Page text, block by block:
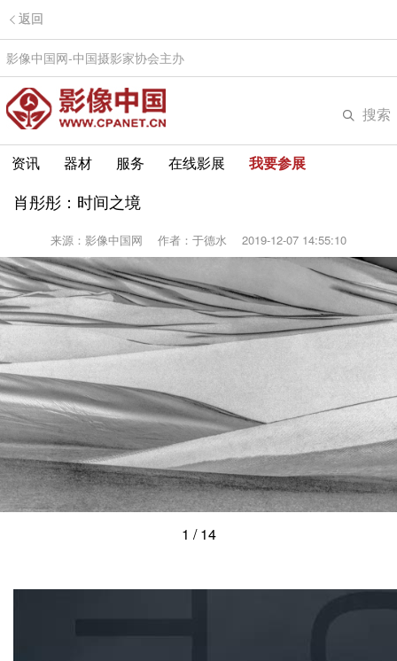
返回
影像中国网-中国摄影家协会主办
搜索
资讯 器材 服务 在线影展 我要参展
肖彤彤：时间之境
来源：影像中国网 作者：于德水 2019-12-07 14:55:10
1 /14